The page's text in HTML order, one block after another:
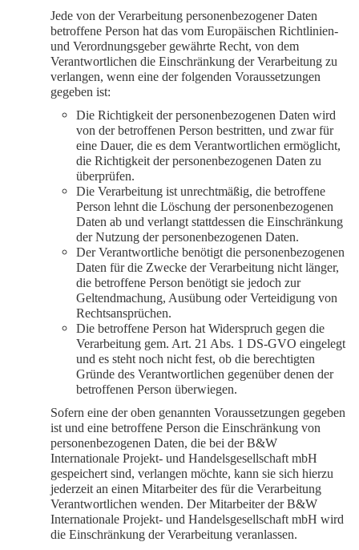
Jede von der Verarbeitung personenbezogener Daten
betroffene Person hat das vom Europäischen Richtlinien-
und Verordnungsgeber gewährte Recht, von dem
Verantwortlichen die Einschränkung der Verarbeitung zu
verlangen, wenn eine der folgenden Voraussetzungen
gegeben ist:
Die Richtigkeit der personenbezogenen Daten wird
von der betroffenen Person bestritten, und zwar für
eine Dauer, die es dem Verantwortlichen ermöglicht,
die Richtigkeit der personenbezogenen Daten zu
überprüfen.
Die Verarbeitung ist unrechtmäßig, die betroffene
Person lehnt die Löschung der personenbezogenen
Daten ab und verlangt stattdessen die Einschränkung
der Nutzung der personenbezogenen Daten.
Der Verantwortliche benötigt die personenbezogenen
Daten für die Zwecke der Verarbeitung nicht länger,
die betroffene Person benötigt sie jedoch zur
Geltendmachung, Ausübung oder Verteidigung von
Rechtsansprüchen.
Die betroffene Person hat Widerspruch gegen die
Verarbeitung gem. Art. 21 Abs. 1 DS-GVO eingelegt
und es steht noch nicht fest, ob die berechtigten
Gründe des Verantwortlichen gegenüber denen der
betroffenen Person überwiegen.
Sofern eine der oben genannten Voraussetzungen gegeben
ist und eine betroffene Person die Einschränkung von
personenbezogenen Daten, die bei der B&W
Internationale Projekt- und Handelsgesellschaft mbH
gespeichert sind, verlangen möchte, kann sie sich hierzu
jederzeit an einen Mitarbeiter des für die Verarbeitung
Verantwortlichen wenden. Der Mitarbeiter der B&W
Internationale Projekt- und Handelsgesellschaft mbH wird
die Einschränkung der Verarbeitung veranlassen.